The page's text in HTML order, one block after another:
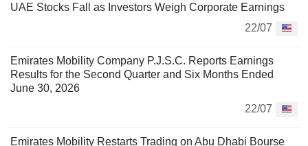
UAE Stocks Fall as Investors Weigh Corporate Earnings
22/07
Emirates Mobility Company P.J.S.C. Reports Earnings
Results for the Second Quarter and Six Months Ended
June 30, 2026
22/07
Emirates Mobility Restarts Trading on Abu Dhabi Bourse